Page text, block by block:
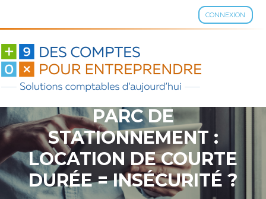
CONNEXION
Aller
contenu
PARC DE
STATIONNEMENT :
LOCATION DE COURTE
DURÉE = INSÉCURITÉ ?